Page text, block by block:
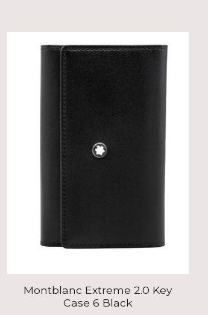
Montblanc Extreme 2.0 Key
Case 6 Black